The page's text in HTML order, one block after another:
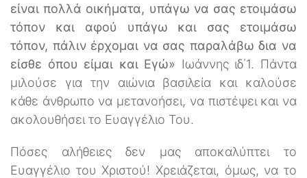
είναι πολλά οικήματα, υπάγω να σας ετοιμάσω
τόπον και αφού υπάγω και σας ετοιμάσω
τόπον, πάλιν έρχομαι να σας παραλάβω δια να
είσθε όπου είμαι και Εγώ» Ιωάννης ιδ΄1. Πάντα
μιλούσε για την αιώνια βασιλεία και καλούσε
κάθε άνθρωπο να μετανοήσει, να πιστέψει και να
ακολουθήσει το Ευαγγέλιο Του.
Πόσες αλήθειες δεν μας αποκαλύπτει το
Ευαγγέλιο του Χριστού! Χρειάζεται, όμως, να το